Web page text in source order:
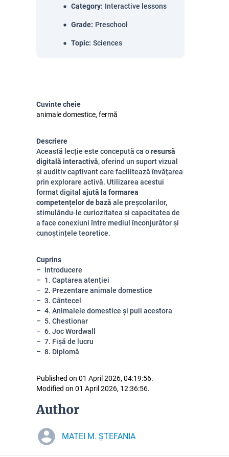
Category: Interactive lessons
Grade: Preschool
Topic: Sciences
Cuvinte cheie
animale domestice, fermă
Descriere
Această lecție este concepută ca oresursă
digitală interactivă, oferind un suport vizual
și auditiv captivant care facilitează învățarea
prin explorare activă. Utilizarea acestui
format digital ajută la formarea
competențelor de bază ale preșcolarilor,
stimulându-le curiozitatea și capacitatea de
a face conexiuni între mediul înconjurător și
cunoștințele teoretice.
Cuprins
Introducere
1. Captarea atenției
2. Prezentare animale domestice
3. Cântecel
4. Animalele domestice și puii acestora
5. Chestionar
6. Joc Wordwall
7. Fișă de lucru
8. Diplomă
Published on 01 April 2026, 04:19:56.
Modified on 01 April 2026, 12:36:56.
Author
MATEI M. ȘTEFANIA